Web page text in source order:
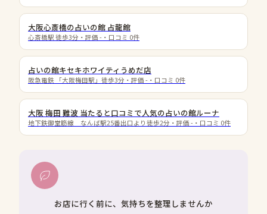
大阪心斎橋の占いの館 占龍館
心斎橋駅 徒歩3分 ・評価 - ・口コミ 0件
占いの館キセキホワイティうめだ店
阪急電鉄 「大阪梅田駅」徒歩3分 ・評価 - ・口コミ 0件
大阪 梅田 難波 当たると口コミで人気の占いの館ルーナ
地下鉄御堂筋線 なんば駅25番出口より徒歩2分 ・評価 - ・口コミ 0件
お店に行く前に、気持ちを整理しませんか